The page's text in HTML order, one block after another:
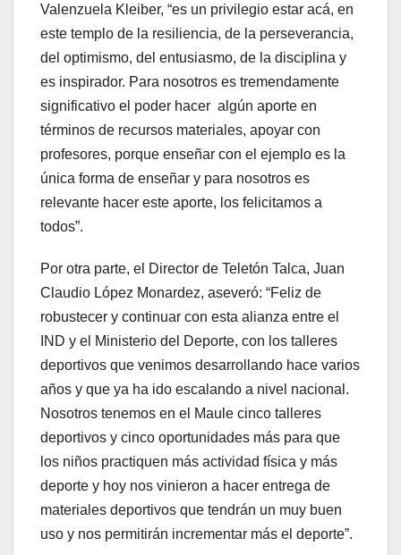
Valenzuela Kleiber, “es un privilegio estar acá, en
este templo de la resiliencia, de la perseverancia,
del optimismo, del entusiasmo, de la disciplina y
es inspirador. Para nosotros es tremendamente
significativo el poder hacer algún aporte en
términos de recursos materiales, apoyar con
profesores, porque enseñar con el ejemplo es la
única forma de enseñar y para nosotros es
relevante hacer este aporte, los felicitamos a
todos”.
Por otra parte, el Director de Teletón Talca, Juan
Claudio López Monardez, aseveró: “Feliz de
robustecer y continuar con esta alianza entre el
IND y el Ministerio del Deporte, con los talleres
deportivos que venimos desarrollando hace varios
años y que ya ha ido escalando a nivel nacional.
Nosotros tenemos en el Maule cinco talleres
deportivos y cinco oportunidades más para que
los niños practiquen más actividad física y más
deporte y hoy nos vinieron a hacer entrega de
materiales deportivos que tendrán un muy buen
uso y nos permitirán incrementar más el deporte”.